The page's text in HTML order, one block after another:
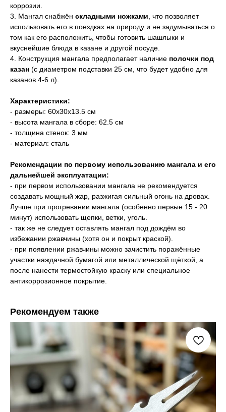
коррозии.
3. Мангал снабжён складными ножками, что позволяет
использовать его в поездках на природу и не задумываться о
том как его расположить, чтобы готовить шашлыки и
вкуснейшие блюда в казане и другой посуде.
4. Конструкция мангала предполагает наличие полочки под
казан (с диаметром подставки 25 см, что будет удобно для
казанов 4-6 л).
Характеристики:
- размеры: 60х30х13.5 см
- высота мангала в сборе: 62.5 см
- толщина стенок: 3 мм
- материал: сталь
Рекомендации по первому использованию мангала и его
дальнейшей эксплуатации:
- при первом использовании мангала не рекомендуется
создавать мощный жар, разжигая сильный огонь на дровах.
Лучше при прогревании мангала (особенно первые 15 - 20
минут) использовать щепки, ветки, уголь.
- так же не следует оставлять мангал под дождём во
избежании ржавчины (хотя он и покрыт краской).
- при появлении ржавчины можно зачистить поражённые
участки наждачной бумагой или металлической щёткой, а
после нанести термостойкую краску или специальное
антикоррозионное покрытие.
Рекомендуем также
Как мы работаем,
условия доставки
Самовывоз
Тюмень, ул. Минская, 71/1
с 10:00 до 19:00